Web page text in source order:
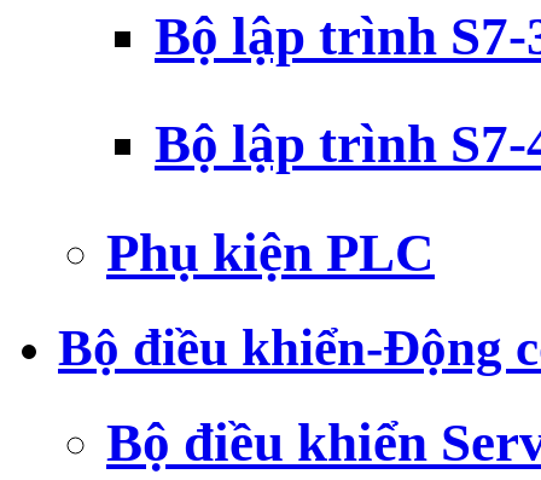
Bộ lập trình S7-
Bộ lập trình S7-
Phụ kiện PLC
Bộ điều khiển-Động
Bộ điều khiển